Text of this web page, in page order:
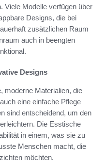
Viele Modelle verfügen über
Designs, die bei
zusätzlichen Raum
auch in beengten
Designs
moderne Materialien, die
eine einfache Pflege
sind entscheidend, um den
Die Esstische
in einem, was sie zu
Menschen macht, die
möchten.